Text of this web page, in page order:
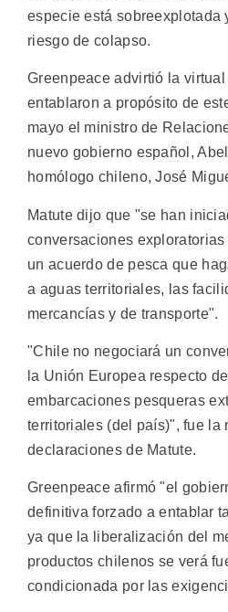
especie está sobreexplotada
riesgo de colapso.
Greenpeace advirtió la
entablaron a propósito de
mayo el ministro de
nuevo gobierno español,
homólogo chileno, José
Matute dijo que "se han
conversaciones
un acuerdo de pesca que
a aguas territoriales, las
mercancías y de transporte".
"Chile no negociará un
la Unión Europea respecto
embarcaciones pesqueras
territoriales (del país)", fue la
declaraciones de Matute.
Greenpeace afirmó "el
definitiva forzado a entablar
ya que la liberalización del
productos chilenos se verá
condicionada por las